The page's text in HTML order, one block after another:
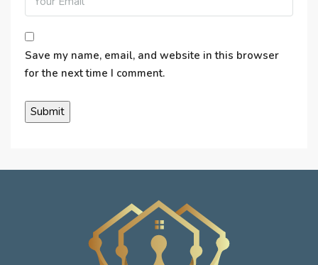
Save my name, email, and website in this browser
for the next time I comment.